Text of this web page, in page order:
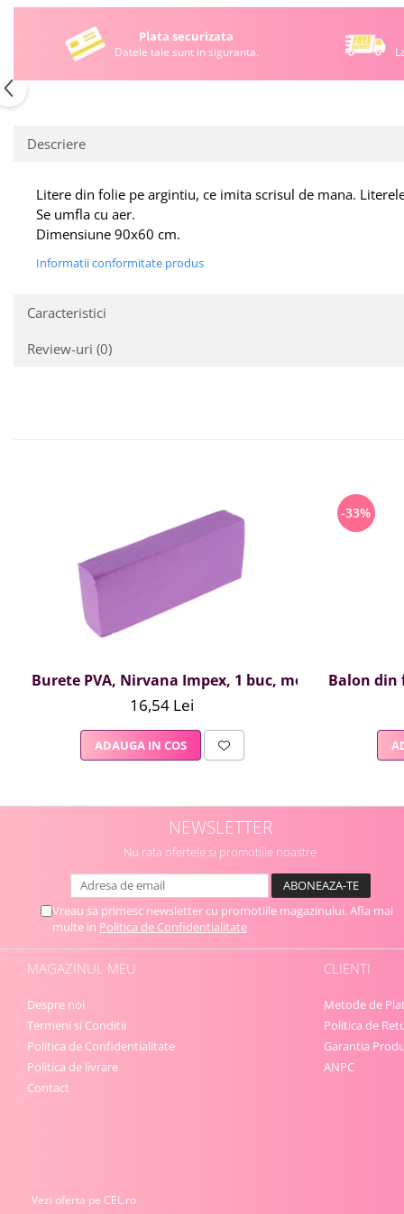
Plata securizata
Datele tale sunt in siguranta.
Descriere
Litere din folie pe argintiu, ce imita scrisul de mana.
Se umfla cu aer.
Dimensiune 90x60 cm.
Informatii conformitate produs
Caracteristici
Review-uri (0)
Burete PVA, Nirvana Impex, 1 buc, mov
16,54 Lei
ADAUGA IN COS
-33%
Balon din
NEWSLETTER
Nu rata ofertele si promotiile noastre
Vreau sa primesc newsletter cu promotiile magazinului. Afla mai
multe in Politica de Confidentialitate
MAGAZINUL MEU
Despre noi
Termeni si Conditii
Politica de Confidentialitate
Politica de livrare
Contact
CLIENTI
Metode de
Politica de
Garantia
ANPC
Vezi oferta pe CEL.ro